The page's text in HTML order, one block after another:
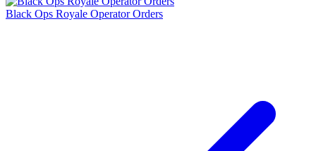
Black Ops Royale Operator Orders